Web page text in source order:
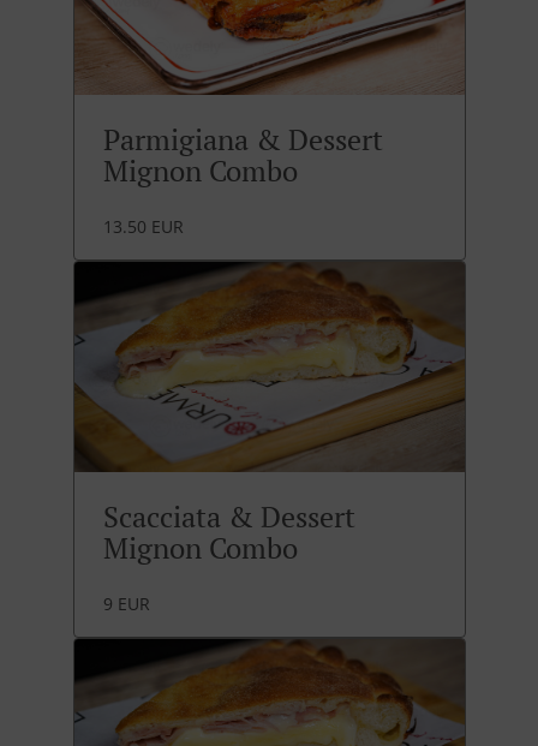
Parmigiana & Dessert
Mignon Combo
13.50 EUR
Scacciata & Dessert
Mignon Combo
9 EUR